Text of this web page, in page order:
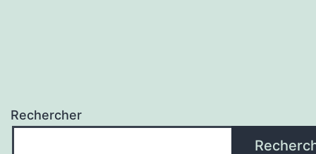
Rechercher